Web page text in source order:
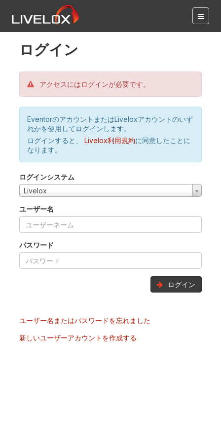
ログイン
アクセスにはログインが必要です。
EventorのアカウントまたはLiveloxアカウントのいず
れかを使用してログインします。
ログインすると、
Livelox利用規約に同意したことに
なります。
ログインシステム
Livelox
ユーザー名
パスワード
ログイン
ユーザー名またはパスワードを忘れました
新しいユーザーアカウントを作成する